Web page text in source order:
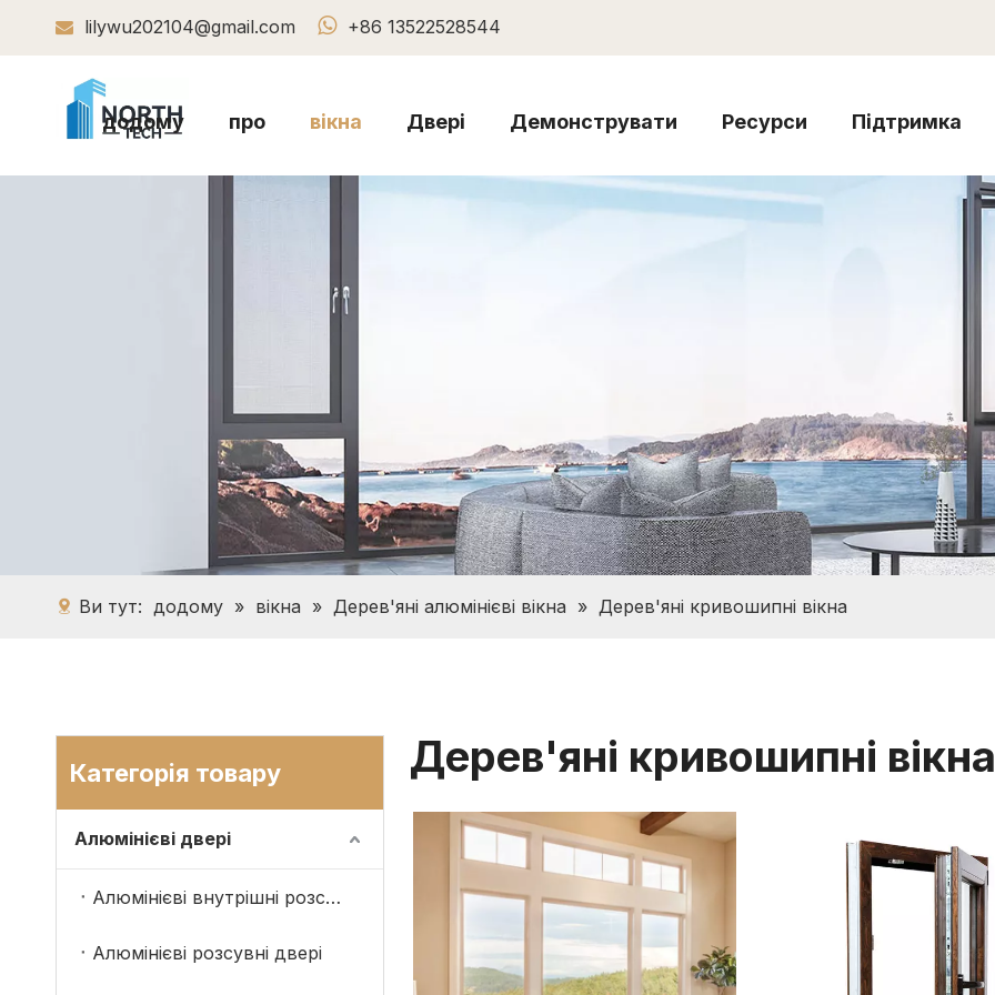
 lilywu202104@gmail.com  +86 13522528544
додому про вікна Двері Демонструвати Ресурси Підтримка
Ви тут: додому » вікна » Дерев'яні алюмінієві вікна » Дерев'яні кривошипні вікна
Категорія товару
Алюмінієві двері
Алюмінієві внутрішні розсувні двері
Алюмінієві розсувні двері
Дерев'яні кривошипні вікна